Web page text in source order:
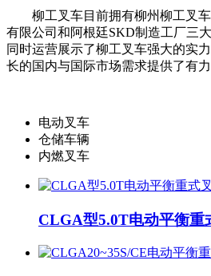
柳工叉车目前拥有柳州柳工叉车
有限公司和阿根廷SKD制造工厂三
同时运营展示了柳工叉车强大的实
长的国内与国际市场需求提供了有力
电动叉车
仓储车辆
内燃叉车
CLGA型5.0T电动平衡重